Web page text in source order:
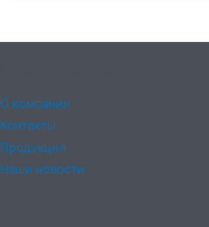
О компании
Контакты
Продукция
Наши новости